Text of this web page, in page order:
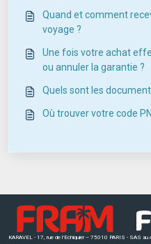
Quand et comment
voyage ?
Une fois votre achat
ou annuler la garantie ?
Quels sont les
Où trouver votre code
KARAVEL - 17, rue de l’Echiquier – 75010 PARIS - SAS